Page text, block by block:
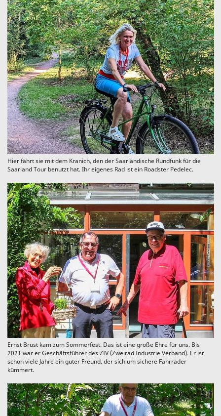
Hier fährt sie mit dem Kranich, den der Saarländische Rundfunk für die
Saarland Tour benutzt hat. Ihr eigenes Rad ist ein Roadster Pedelec.
Ernst Brust kam zum Sommerfest. Das ist eine große Ehre für uns. Bis
2021 war er Geschäftsführer des ZIV (Zweirad Industrie Verband). Er ist
schon viele Jahre ein guter Freund, der sich um sichere Fahrräder
kümmert.